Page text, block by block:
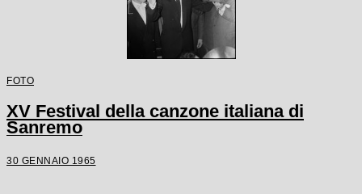
FOTO
XV Festival della canzone italiana di
Sanremo
30 GENNAIO 1965